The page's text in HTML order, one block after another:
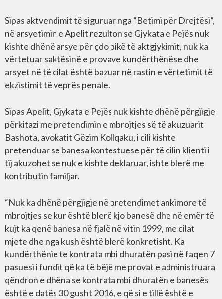
Sipas aktvendimit të siguruar nga “Betimi për Drejtësi”,
në arsyetimin e Apelit rezulton se Gjykata e Pejës nuk
kishte dhënë arsye për çdo pikë të aktgjykimit, nuk ka
vërtetuar saktësinë e provave kundërthënëse dhe
arsyet në të cilat është bazuar në rastin e vërtetimit të
ekzistimit të veprës penale.
Sipas Apelit, Gjykata e Pejës nuk kishte dhënë përgjigje
përkitazi me pretendimin e mbrojtjes së të akuzuarit
Bashota, avokatit Gëzim Kollqaku, i cili kishte
pretenduar se banesa kontestuese për të cilin klienti i
tij akuzohet se nuk e kishte deklaruar, ishte blerë me
kontributin familjar.
“Nuk ka dhënë përgjigje në pretendimet ankimore të
mbrojtjes se kur është blerë kjo banesë dhe në emër të
kujt ka qenë banesa në fjalë në vitin 1999, me cilat
mjete dhe nga kush është blerë konkretisht. Ka
kundërthënie te kontrata mbi dhuratën pasi në faqen 7
pasuesi i fundit që ka të bëjë me provat e administruara
qëndron e dhëna se kontrata mbi dhuratën e banesës
është e datës 30 gusht 2016, e që si e tillë është e